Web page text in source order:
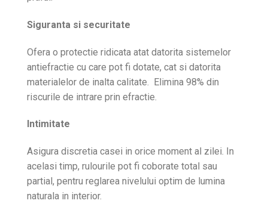
Siguranta si securitate
Ofera o protectie ridicata atat datorita sistemelor
antiefractie cu care pot fi dotate, cat si datorita
materialelor de inalta calitate. Elimina 98% din
riscurile de intrare prin efractie.
Intimitate
Asigura discretia casei in orice moment al zilei. In
acelasi timp, rulourile pot fi coborate total sau
partial, pentru reglarea nivelului optim de lumina
naturala in interior.